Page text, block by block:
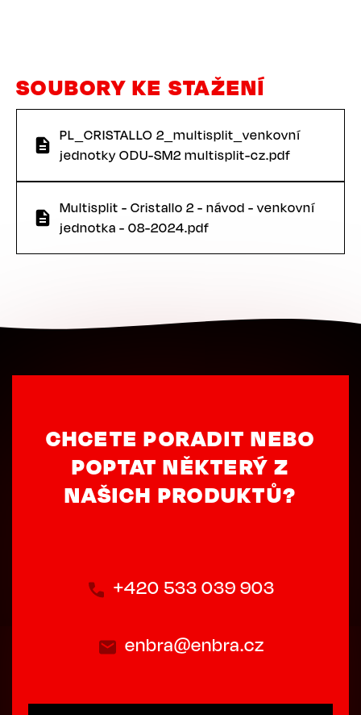
SOUBORY KE STAŽENÍ
PL_CRISTALLO 2_multisplit_venkovní
jednotky ODU-SM2 multisplit-cz.pdf
Multisplit - Cristallo 2 - návod - venkovní
jednotka - 08-2024.pdf
CHCETE PORADIT NEBO
POPTAT NĚKTERÝ Z
NAŠICH PRODUKTŮ?
+420 533 039 903
enbra@enbra.cz